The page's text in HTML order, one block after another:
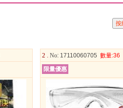
2 . No: 17110060705 數量:36
限量優惠